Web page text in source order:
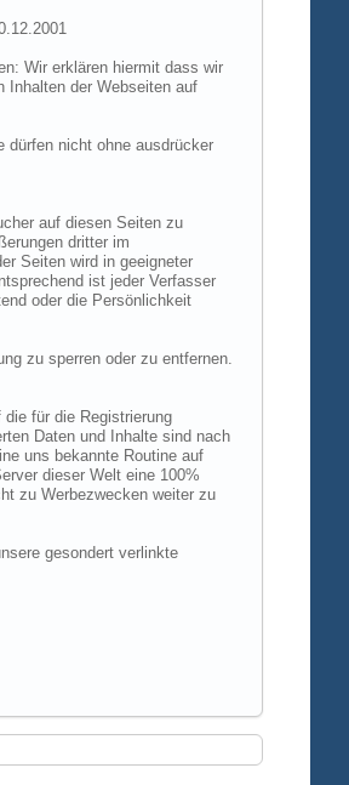
Wir erklären hiermit dass wir
Inhalten der Webseiten auf
dürfen nicht ohne ausdrücker
auf diesen Seiten zu
dritter im
Seiten wird in geeigneter
ist jeder Verfasser
oder die Persönlichkeit
zu sperren oder zu entfernen.
für die Registrierung
Daten und Inhalte sind nach
uns bekannte Routine auf
dieser Welt eine 100%
zu Werbezwecken weiter zu
gesondert verlinkte